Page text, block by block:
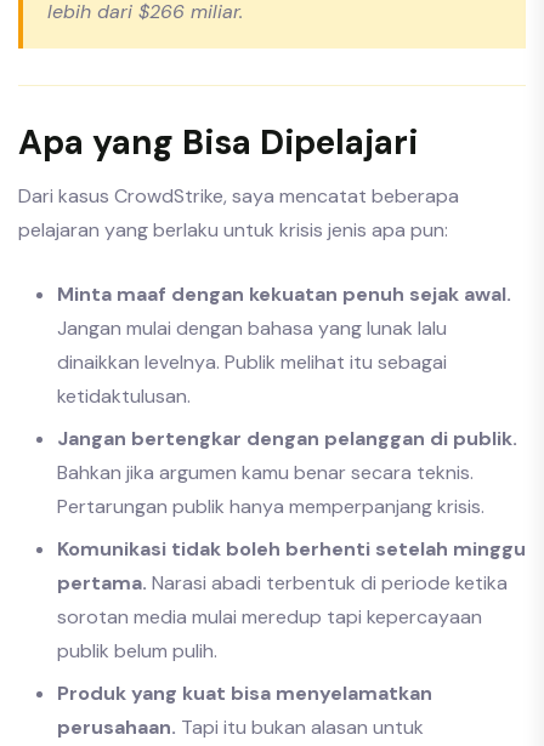
lebih dari $266 miliar.
Apa yang Bisa Dipelajari
Dari kasus CrowdStrike, saya mencatat beberapa
pelajaran yang berlaku untuk krisis jenis apa pun:
Minta maaf dengan kekuatan penuh sejak awal.
Jangan mulai dengan bahasa yang lunak lalu
dinaikkan levelnya. Publik melihat itu sebagai
ketidaktulusan.
Jangan bertengkar dengan pelanggan di publik.
Bahkan jika argumen kamu benar secara teknis.
Pertarungan publik hanya memperpanjang krisis.
Komunikasi tidak boleh berhenti setelah minggu
pertama. Narasi abadi terbentuk di periode ketika
sorotan media mulai meredup tapi kepercayaan
publik belum pulih.
Produk yang kuat bisa menyelamatkan
perusahaan. Tapi itu bukan alasan untuk